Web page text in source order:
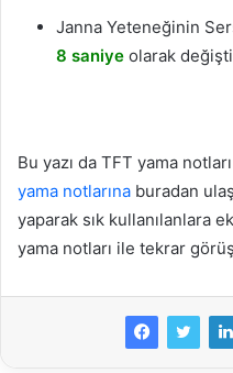
Janna Yeteneğinin
8 saniye olarak
Bu yazı da TFT yama
yama notlarına buradan
yaparak sık kullanılanlara
yama notları ile tekrar